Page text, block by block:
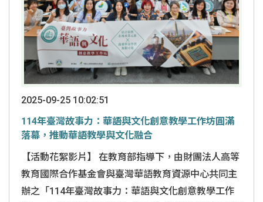
2025-09-25 10:02:51
114年臺灣故事力：華語與文化創意教學工作坊圓滿
落幕，推動華語教學與文化融合
【活動花絮影片】 在教育部指導下，由財團法人高等
教育國際合作基金會與臺灣華語教育資源中心共同主
辦之「114年臺灣故事力：華語與文化創意教學工作